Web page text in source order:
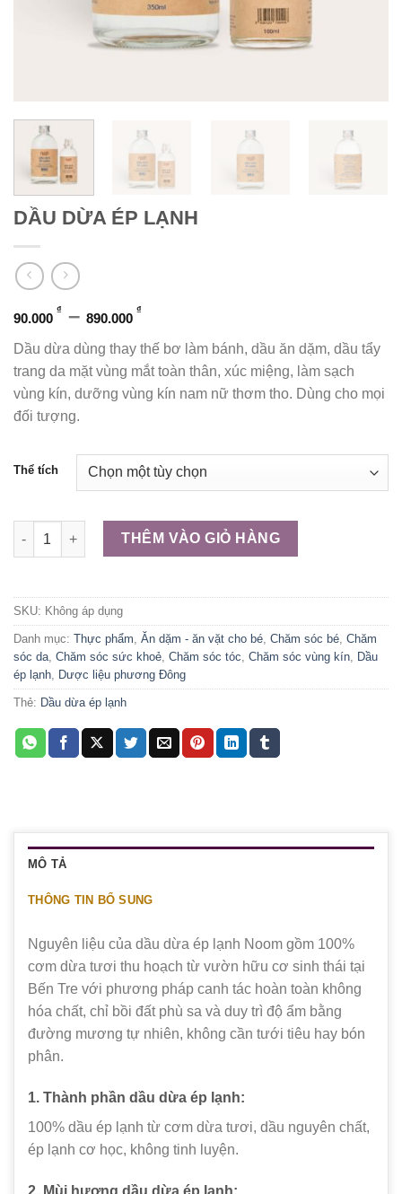
DẦU DỪA ÉP LẠNH
90.000
₫ – 890.000
₫
giá:
từ
90.000 ₫
đến
Dầu dừa dùng thay thế bơ làm bánh, dầu ăn dặm, dầu tẩy
trang da mặt vùng mắt toàn thân, xúc miệng, làm sạch
vùng kín, dưỡng vùng kín nam nữ thơm tho. Dùng cho mọi
đối tượng.
Thể tích
DẦU DỪA ÉP LẠNH số lượng
THÊM VÀO GIỎ HÀNG
SKU: Không áp dụng
Danh mục: Thực phẩm, Ăn dặm - ăn vặt cho bé, Chăm sóc bé, Chăm
sóc da, Chăm sóc sức khoẻ, Chăm sóc tóc, Chăm sóc vùng kín, Dầu
ép lạnh, Dược liệu phương Đông
Thẻ: Dầu dừa ép lạnh
MÔ TẢ
THÔNG TIN BỔ SUNG
Nguyên liệu của dầu dừa ép lạnh Noom gồm 100%
cơm dừa tươi thu hoạch từ vườn hữu cơ sinh thái tại
Bến Tre với phương pháp canh tác hoàn toàn không
hóa chất, chỉ bồi đất phù sa và duy trì độ ẩm bằng
đường mương tự nhiên, không cần tưới tiêu hay bón
phân.
1. Thành phần dầu dừa ép lạnh:
100% dầu ép lạnh từ cơm dừa tươi, dầu nguyên chất,
ép lạnh cơ học, không tinh luyện.
2. Mùi hương dầu dừa ép lạnh: